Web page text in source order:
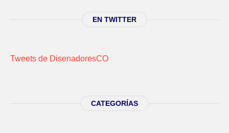
EN TWITTER
Tweets de DisenadoresCO
CATEGORÍAS